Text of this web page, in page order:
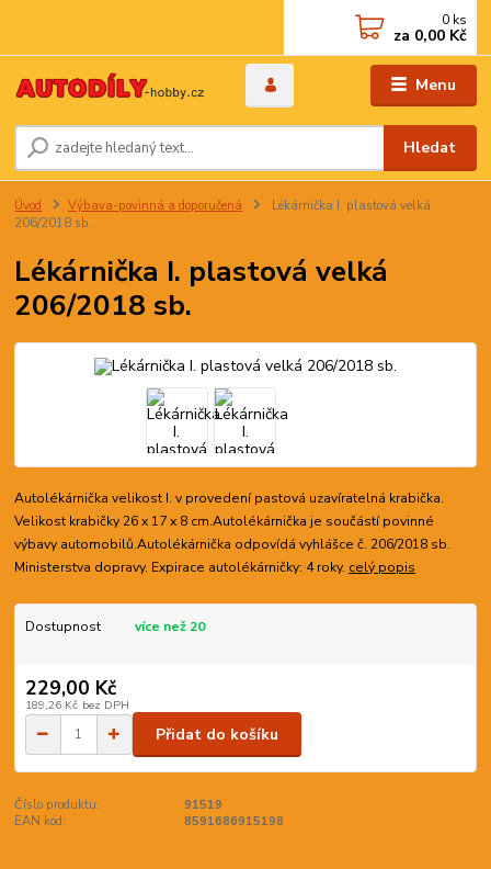
Menu
Hledat
0 ks
za 0,00 Kč
Úvod Výbava-povinná a doporučená
Lékárnička I. plastová velká
206/2018 sb.
Lékárnička I. plastová velká
206/2018 sb.
Autolékárnička velikost I. v provedení pastová uzavíratelná krabička.
Velikost krabičky 26 x 17 x 8 cm.Autolékárnička je součástí povinné
výbavy automobilů.Autolékárnička odpovídá vyhlášce č. 206/2018 sb.
Ministerstva dopravy. Expirace autolékárničky: 4 roky. celý popis
Dostupnost více než 20
229,00 Kč
189,26 Kč bez DPH
Přidat do košíku
Číslo produktu:
91519
EAN kód:
8591686915198